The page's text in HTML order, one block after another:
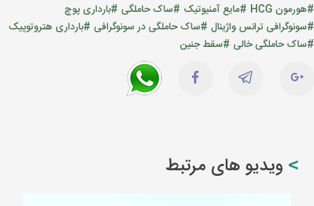
#هورمون HCG
#مایع آمنیوتیک #ساک حاملگی #بارداری پوچ
#سونوگرافی ترانس واژینال #ساک حاملگی در سونوگرافی #بارداری هتروتوپیک
#ساک حاملگی خالی #سقط جنین
ویدیو های مرتبط